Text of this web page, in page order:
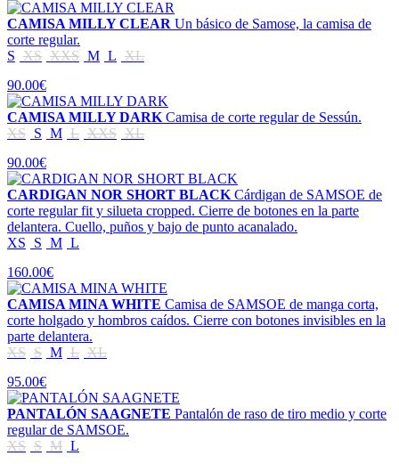
CAMISA MILLY CLEAR Un básico de Samose, la camisa de
corte regular.
S XS XXS M L XL
90.00€
CAMISA MILLY DARK Camisa de corte regular de Sessún.
XS S M L XXS XL
90.00€
CARDIGAN NOR SHORT BLACK Cárdigan de SAMSOE de
corte regular fit y silueta cropped. Cierre de botones en la parte
delantera. Cuello, puños y bajo de punto acanalado.
XS
S M L
160.00€
CAMISA MINA WHITE Camisa de SAMSOE de manga corta,
corte holgado y hombros caídos. Cierre con botones invisibles en la
parte delantera.
XS S M L XL
95.00€
PANTALÓN SAAGNETE Pantalón de raso de tiro medio y corte
regular de SAMSOE.
XS S M L